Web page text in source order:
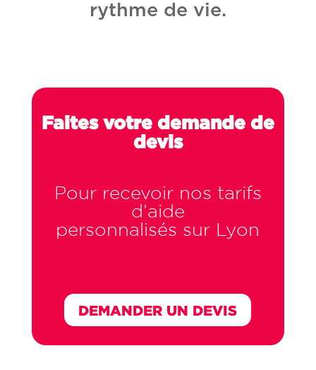
rythme de vie.
Faites votre demande de
devis
Pour recevoir nos tarifs
d’aide
personnalisés sur Lyon
DEMANDER UN DEVIS